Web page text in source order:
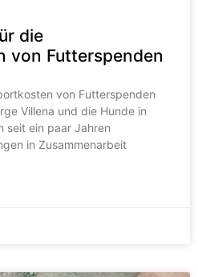
die
von Futterspenden
von Futterspenden
Villena und die Hunde in
seit ein paar Jahren
in Zusammenarbeit